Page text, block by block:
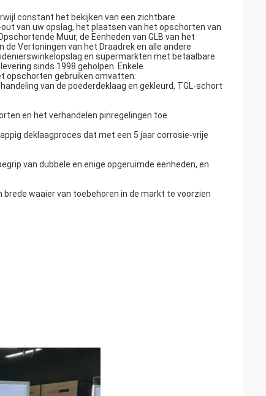
constant het bekijken van een zichtbare
van uw opslag, het plaatsen van het opschorten van
Muur, de Eenheden van GLB van het
Vertoningen van het Draadrek en alle andere
en supermarkten met betaalbare
sinds 1998 geholpen. Enkele
opschorten gebruiken omvatten:
van de poederdeklaag en gekleurd, TGL-schort
en het verhandelen pinregelingen toe
deklaagproces dat met een 5 jaar corrosie-vrije
van dubbele en enige opgeruimde eenheden, en
brede waaier van toebehoren in de markt te voorzien